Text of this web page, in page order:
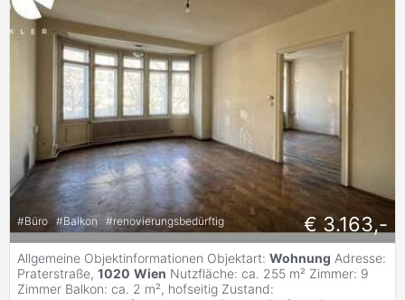
#Büro #Balkon #renovierungsbedürftig € 3.163,-
Allgemeine Objektinformationen Objektart: Wohnung Adresse:
Praterstraße, 1020 Wien Nutzfläche: ca. 255 m² Zimmer: 9
Zimmer Balkon: ca. 2 m², hofseitig Zustand: